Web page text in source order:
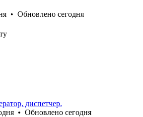
• Обновлено сегодня
диспетчер.
• Обновлено сегодня